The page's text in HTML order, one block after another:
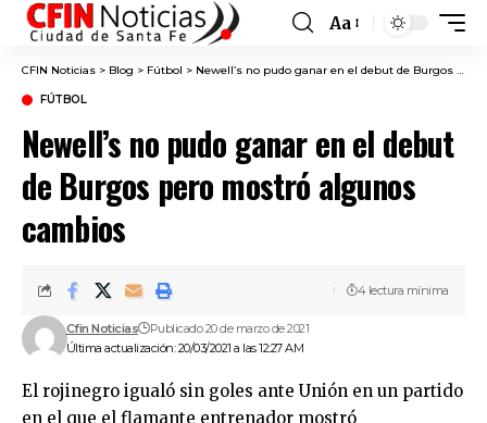
Font
Resizer
Aa
CFIN Noticias > Blog > Fútbol > Newell’s no pudo ganar en el debut de Burgos pero mostró algunos cambios
FÚTBOL
Newell’s no pudo ganar en el debut
de Burgos pero mostró algunos
cambios
Última actualización: 20/03/2021 a las 12:27 AM
Cfin Noticias Publicado 20 de marzo de 2021
4 lectura mínima
El rojinegro igualó sin goles ante Unión en un partido
en el que el flamante entrenador mostró